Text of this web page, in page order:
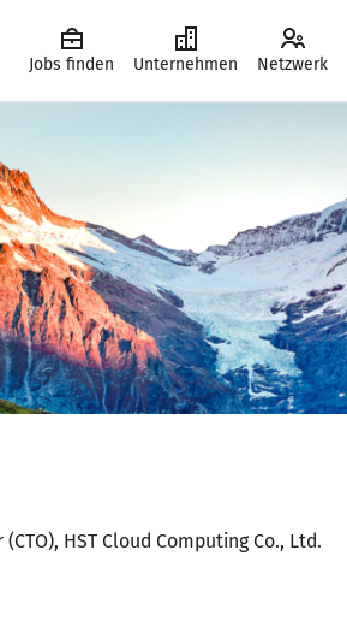
Jobs finden Unternehmen Netzwerk
HST Cloud Computing Co., Ltd.